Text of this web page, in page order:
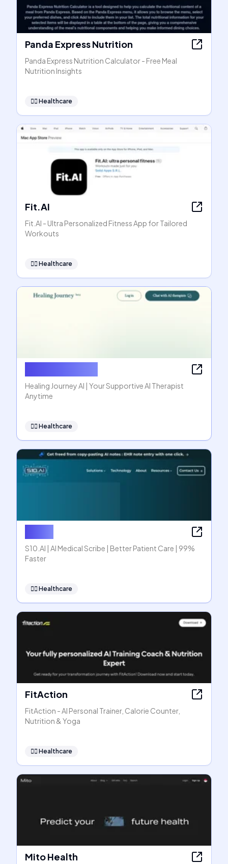
Panda Express Nutrition
Panda Express Nutrition Calculator - Free Meal
Nutrition Insights
👩‍⚕️ Healthcare
Fit.AI
Fit.AI - Ultra Personalized Fitness App for Tailored
Workouts
👩‍⚕️ Healthcare
Healing Journey AI | Your Supportive AI Therapist
Anytime
👩‍⚕️ Healthcare
S10.AI | AI Medical Scribe | Better Patient Care | 99%
Faster
👩‍⚕️ Healthcare
FitAction
FitAction - AI Personal Trainer, Calorie Counter,
Nutrition & Yoga
👩‍⚕️ Healthcare
Mito Health